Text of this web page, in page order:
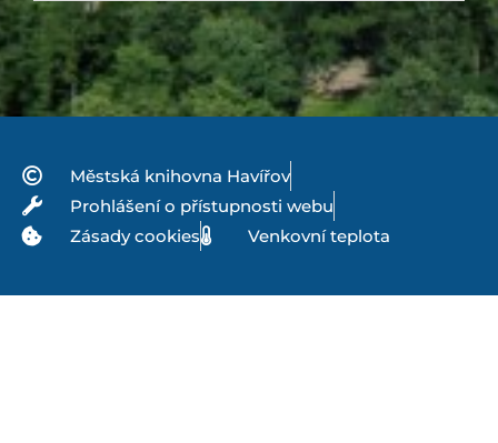
Městská knihovna Havířov
Prohlášení o přístupnosti webu
Zásady cookies
Venkovní teplota